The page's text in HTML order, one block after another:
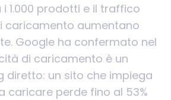
1.000 prodotti e il traffico
caricamento aumentano
Google ha confermato nel
di caricamento è un
diretto: un sito che impiega
caricare perde fino al 53%